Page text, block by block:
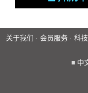
关于我们 · 会员服务 · 科
■ 中